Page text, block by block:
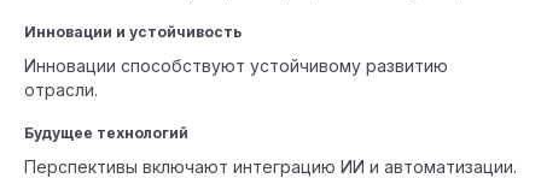
Инновации и устойчивость
Инновации способствуют устойчивому развитию
отрасли.
Будущее технологий
Перспективы включают интеграцию ИИ и автоматизации.